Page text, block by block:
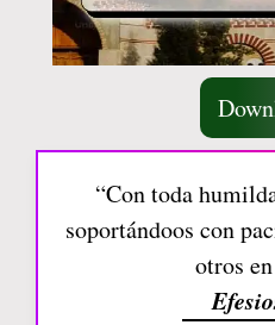
“Con toda
soportándoos con
otros